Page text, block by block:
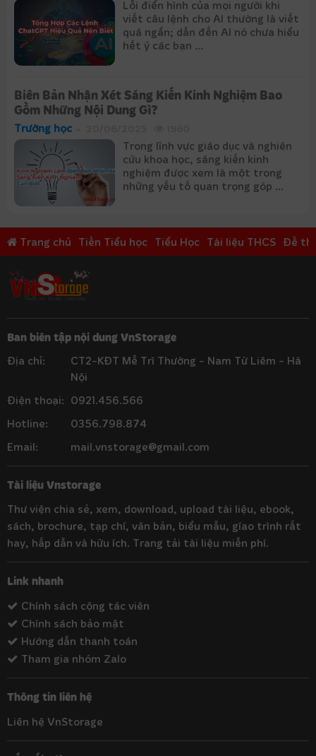
Lỗi điển hình của mọi người khi
viết câu lệnh cho AI thường là viết
quá ngắn; dẫn đến AI nó chưa hiểu
hết ý các bạn ...
Biên Bản Nhận Xét Sáng Kiến Kinh Nghiệm Bao
Gồm Những Nội Dung Gì?
Trường học
Trong lĩnh vực giáo dục và nghiên
cứu khoa học, sáng kiến kinh
nghiệm được xem là một trong
những yếu tố quan trọng góp ...
Trang chủ Tiền Tiểu học Tiểu Học Tài liệu THCS Đề thi
Ban biên tập nội dung VnStorage
Địa chỉ:
CT2-KĐT Mễ Trì Thường - Nam Từ Liêm - Hà
Nội
Điện thoại: 0921.456.566
Hotline:
0356.798.874
Email:
mail.vnstorage@gmail.com
Tài liệu Vnstorage
Thư viện chia sẻ, xem, download, upload tài liệu, ebook,
sách, brochure, tạp chí, văn bản, biểu mẫu, gíao trình rất
hay, hấp dẫn và hữu ích. Trang tải tài liệu miễn phí.
Link nhanh
Chính sách cộng tác viên
Chính sách bảo mật
Hướng dẫn thanh toán
Tham gia nhóm Zalo
Thông tin liên hệ
Liên hệ VnStorage